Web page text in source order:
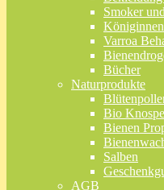
Smoker
Varroa
Bücher
Naturprodukte
Bio
Bienen
Salben
AGB